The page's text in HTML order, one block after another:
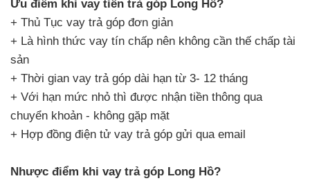
Ưu điểm khi vay tiền trả góp Long Hồ?
+ Thủ Tục vay trả góp đơn giản
+ Là hình thức vay tín chấp nên không cần thế chấp tài
sản
+ Thời gian vay trả góp dài hạn từ 3- 12 tháng
+ Với hạn mức nhỏ thì được nhận tiền thông qua
chuyển khoản - không gặp mặt
+ Hợp đồng điện tử vay trả góp gửi qua email
Nhược điểm khi vay trả góp Long Hồ?